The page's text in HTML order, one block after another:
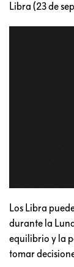
Libra (23 de
Los Libra
durante la
equilibrio y la
tomar